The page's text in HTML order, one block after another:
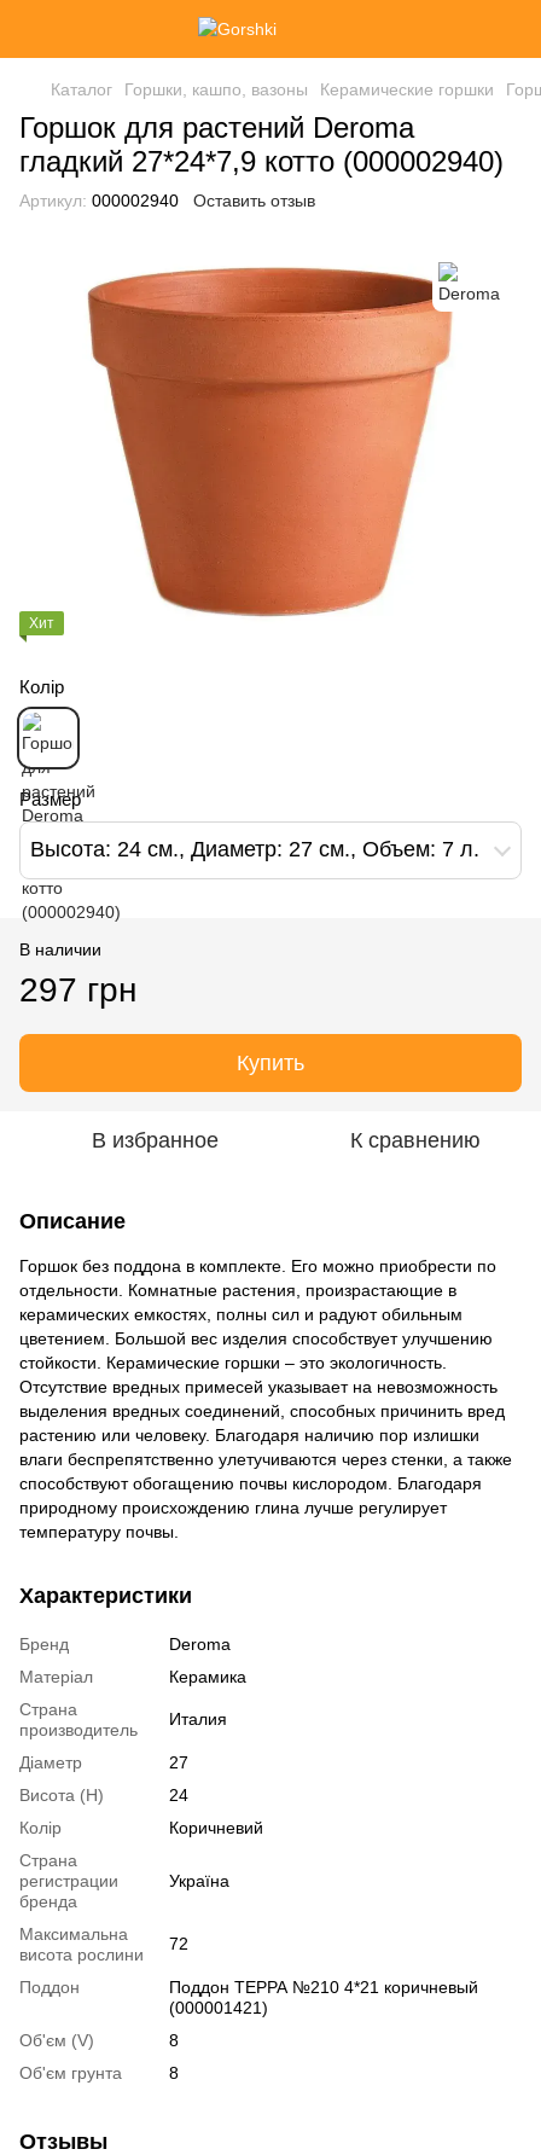
Каталог Горшки, кашпо, вазоны Керамические горшки
Горшок для растений Deroma
гладкий 27*24*7,9 котто (000002940)
Артикул: 000002940 Оставить отзыв
Хит
Колір
Размер
Высота: 24 см., Диаметр: 27 см., Объем: 7 л.
В наличии
297 грн
Купить
В избранное К сравнению
Описание
Горшок без поддона в комплекте. Его можно приобрести по
отдельности. Комнатные растения, произрастающие в
керамических емкостях, полны сил и радуют обильным
цветением. Большой вес изделия способствует улучшению
стойкости. Керамические горшки – это экологичность.
Отсутствие вредных примесей указывает на невозможность
выделения вредных соединений, способных причинить вред
растению или человеку. Благодаря наличию пор излишки
влаги беспрепятственно улетучиваются через стенки, а также
способствуют обогащению почвы кислородом. Благодаря
природному происхождению глина лучше регулирует
температуру почвы.
Характеристики
Бренд
Deroma
Матеріал
Керамика
Страна
производитель
Италия
Діаметр
27
Висота (H)
24
Колір
Коричневий
Страна
регистрации
бренда
Україна
Максимальна
висота рослини
72
Поддон
Поддон ТЕРРА №210 4*21 коричневый
(000001421)
Об'єм (V)
8
Об'єм грунта
8
Отзывы